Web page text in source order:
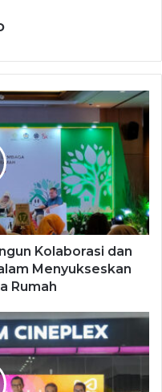
Kolaborasi dan
Menyukseskan
Rumah